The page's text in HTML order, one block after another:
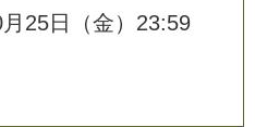
25日（金）23:59